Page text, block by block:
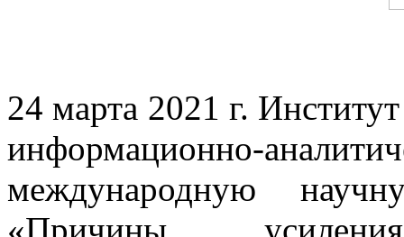
24 марта 2021 г.
информационно-
международную